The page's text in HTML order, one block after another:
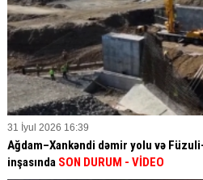
31 İyul 2026 16:39
Ağdam–Xankəndi dəmir yolu və
inşasında SON DURUM - VİDEO